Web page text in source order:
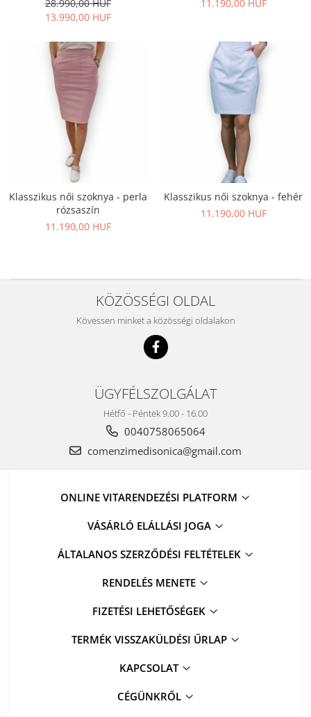
28.990,00 HUF
13.990,00 HUF
11.190,00 HUF
Klasszikus női szoknya - perla
rózsaszín
11.190,00 HUF
Klasszikus női szoknya - fehér
11.190,00 HUF
KÖZÖSSÉGI OLDAL
Kövessen minket a közösségi oldalakon
ÜGYFÉLSZOLGÁLAT
Hétfő - Péntek 9.00 - 16.00
0040758065064
comenzimedisonica@gmail.com
ONLINE VITARENDEZÉSI PLATFORM
VÁSÁRLÓ ELÁLLÁSI JOGA
ÁLTALANOS SZERZŐDÉSI FELTÉTELEK
RENDELÉS MENETE
FIZETÉSI LEHETŐSÉGEK
TERMÉK VISSZAKÜLDÉSI ŰRLAP
KAPCSOLAT
CÉGÜNKRŐL